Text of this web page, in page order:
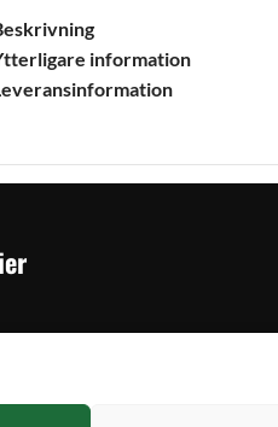
information